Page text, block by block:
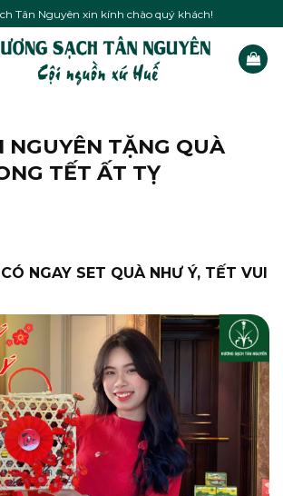
Tân Nguyên xin kính chào quý khách!
NGUYÊN TẶNG QUÀ
TẾT ẤT TỴ
NGAY SET QUÀ NHƯ Ý, TẾT VUI